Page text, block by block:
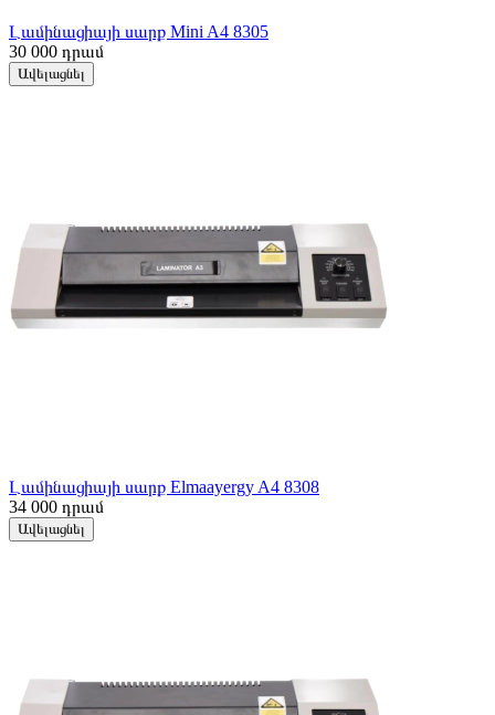
Լամինացիայի սարք Mini A4 8305
30 000 դրամ
Ավելացնել
Լամինացիայի սարք Elmaayergy A4 8308
34 000 դրամ
Ավելացնել